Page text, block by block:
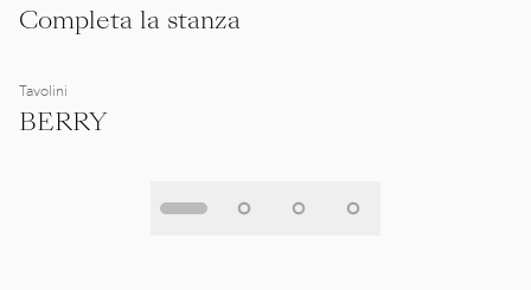
Completa la stanza
Tavolini
BERRY